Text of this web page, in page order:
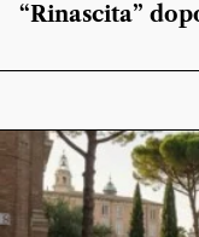
“Rinascita”